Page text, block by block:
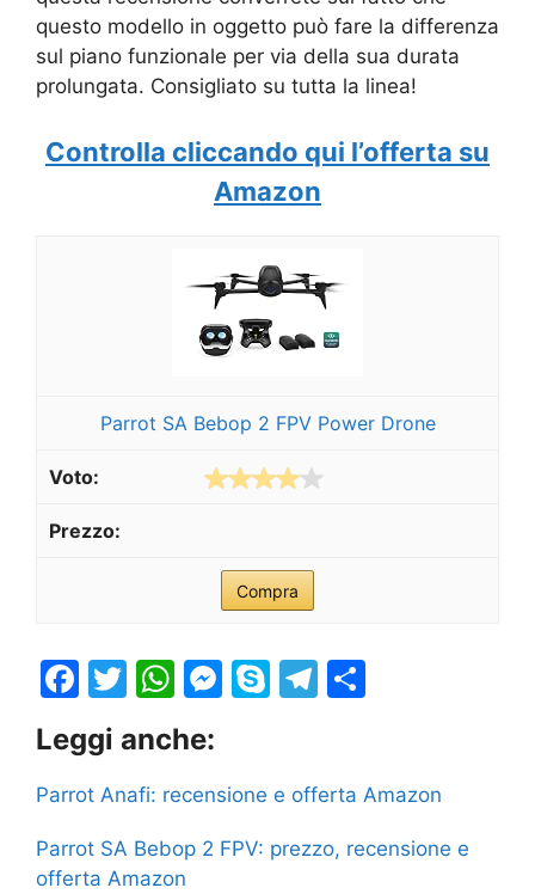
questo modello in oggetto può fare la differenza
sul piano funzionale per via della sua durata
prolungata. Consigliato su tutta la linea!
Controlla cliccando qui l’offerta su
Amazon
Parrot SA Bebop 2 FPV Power Drone
Compra
F
c
e
b
o
T
itt
er
W
h
at
s
p
M
s
e
n
S
p
T
gr
m
e
Leggi anche:
Parrot Anafi: recensione e offerta Amazon
Parrot SA Bebop 2 FPV: prezzo, recensione e
offerta Amazon